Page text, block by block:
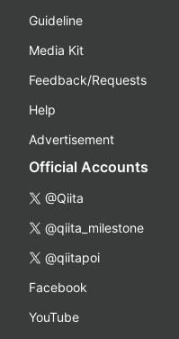
Guideline
Media Kit
Feedback/Requests
Help
Advertisement
Official Accounts
@Qiita
@qiita_milestone
@qiitapoi
Facebook
YouTube